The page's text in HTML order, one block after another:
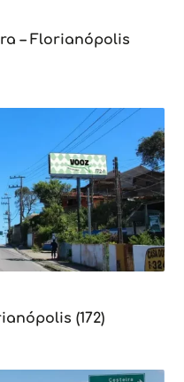
– Florianópolis
(172)